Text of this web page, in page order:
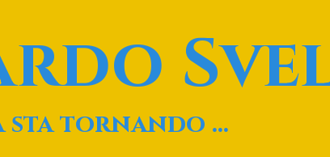
sta tornando …